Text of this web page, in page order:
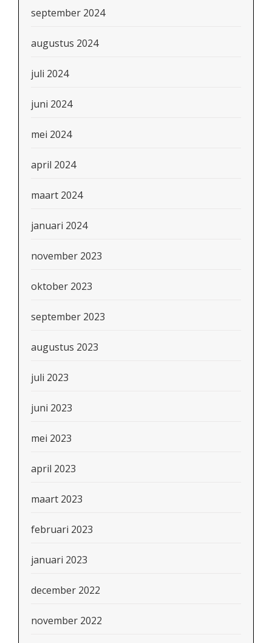
september 2024
augustus 2024
juli 2024
juni 2024
mei 2024
april 2024
maart 2024
januari 2024
november 2023
oktober 2023
september 2023
augustus 2023
juli 2023
juni 2023
mei 2023
april 2023
maart 2023
februari 2023
januari 2023
december 2022
november 2022